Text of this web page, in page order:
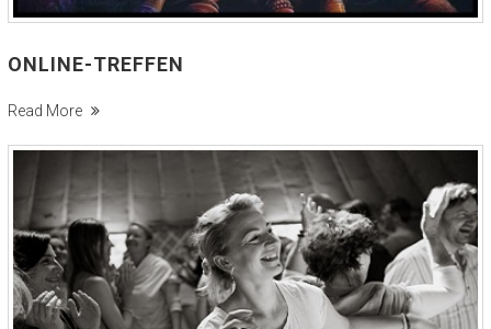
ONLINE-TREFFEN
Read More